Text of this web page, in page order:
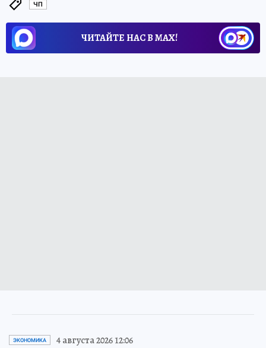
ЧП
ЧИТАЙТЕ НАС В МАХ!
ЭКОНОМИКА 4 августа 2026 12:06